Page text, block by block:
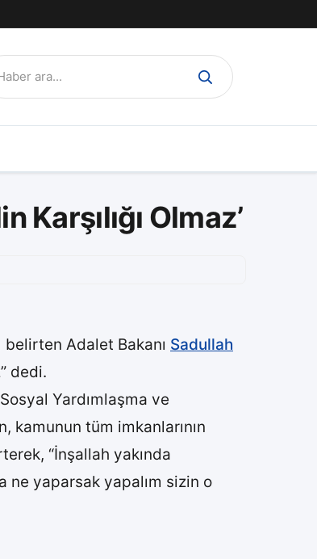
Olmaz’
belirten Adalet Bakanı Sadullah
dedi.
Yardımlaşma ve
kamunun tüm imkanlarının
“İnşallah yakında
ne yaparsak yapalım sizin o